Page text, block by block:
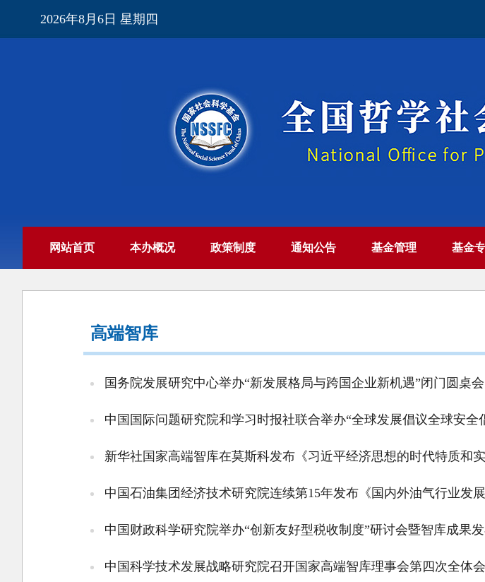
2026年8月6日 星期四
网站首页 本办概况 政策制度 通知公告 基金管理 基金
高端智库
国务院发展研究中心举办“新发展格局与跨国企业新机遇”闭门圆桌会
中国国际问题研究院和学习时报社联合举办“全球发展倡议全球安全
新华社国家高端智库在莫斯科发布《习近平经济思想的时代特质和
中国石油集团经济技术研究院连续第15年发布《国内外油气行业发展
中国财政科学研究院举办“创新友好型税收制度”研讨会暨智库成果
中国科学技术发展战略研究院召开国家高端智库理事会第四次全体